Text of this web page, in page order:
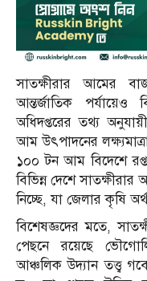
সাতক্ষীরার আমের
আন্তর্জাতিক পর্যায়েও
অধিদপ্তরের তথ্য
আম উৎপাদনের
১০০ টন আম বিদেশে
বিভিন্ন দেশে
নিচ্ছে, যা জেলার কৃষি
বিশেষজ্ঞদের মতে,
পেছনে রয়েছে
আঞ্চলিক উদ্যান তত্ত্ব